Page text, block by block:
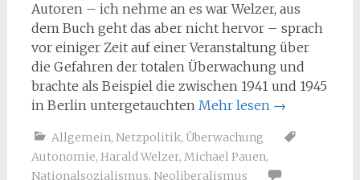
Autoren – ich nehme an es war Welzer, aus
dem Buch geht das aber nicht hervor – sprach
vor einiger Zeit auf einer Veranstaltung über
die Gefahren der totalen Überwachung und
brachte als Beispiel die zwischen 1941 und 1945
in Berlin untergetauchten Mehr lesen →
Allgemein, Netzpolitik, Überwachung
Autonomie, Harald Welzer, Michael Pauen,
Nationalsozialismus, Neoliberalismus